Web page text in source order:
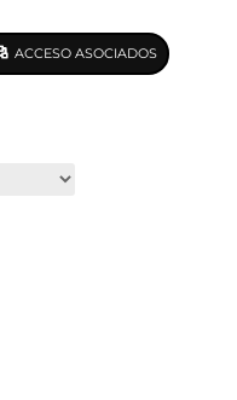
ACCESO ASOCIADOS